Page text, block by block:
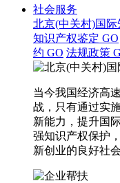
社会服务
北京(中关村)国
知识产权鉴定 GO
约 GO 法规政策
当今我国经济高
战，只有通过实
新能力，提升国
强知识产权保护
新创业的良好社